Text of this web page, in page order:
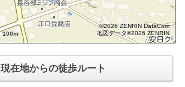
100m
©2026 ZENRIN DataCom
地図データ©2026 ZENRIN
現在地からの徒歩ルート